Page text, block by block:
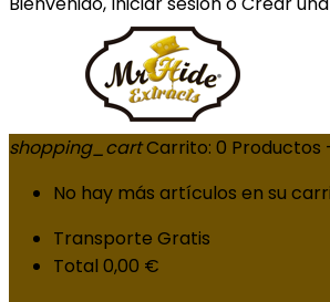
shopping_cartCarrito: 0 Productos
No hay más artículos en su
Transporte Gratis
Total 0,00 €